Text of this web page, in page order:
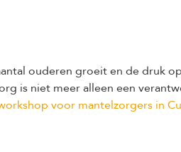
ouderen groeit en de druk
is niet meer alleen een
voor mantelzorgers in